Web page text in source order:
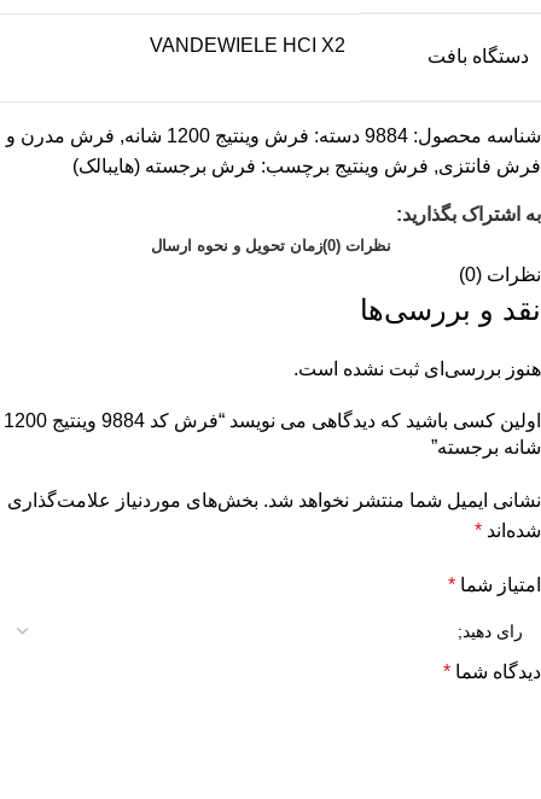
دستگاه بافت
VANDEWIELE HCI X2
شناسه محصول: 9884 دسته: فرش وینتیج 1200 شانه , فرش مدرن و
فرش فانتزی, فرش وینتیج برچسب: فرش برجسته (هایبالک)
به اشتراک بگذارید:
نظرات (0) زمان تحویل و نحوه ارسال
نظرات (0)
نقد و بررسی‌ها
هنوز بررسی‌ای ثبت نشده است.
اولین کسی باشید که دیدگاهی می نویسد “فرش کد 9884 وینتیج 1200
شانه برجسته”
نشانی ایمیل شما منتشر نخواهد شد. بخش‌های موردنیاز علامت‌گذاری
شده‌اند *
امتیاز شما *
دیدگاه شما *